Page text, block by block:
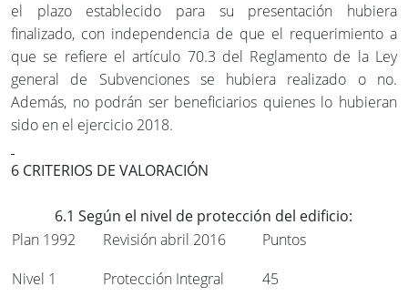
el plazo establecido para su presentación hubiera
finalizado, con independencia de que el requerimiento a
que se refiere el artículo 70.3 del Reglamento de la Ley
general de Subvenciones se hubiera realizado o no.
Además, no podrán ser beneficiarios quienes lo hubieran
sido en el ejercicio 2018.
6 CRITERIOS DE VALORACIÓN
6.1 Según el nivel de protección del edificio:
Plan 1992
Revisión abril 2016
Puntos
Nivel 1
Protección Integral
45